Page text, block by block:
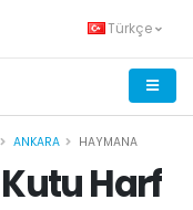
Türkçe
ANKARA HAYMANA
Harf